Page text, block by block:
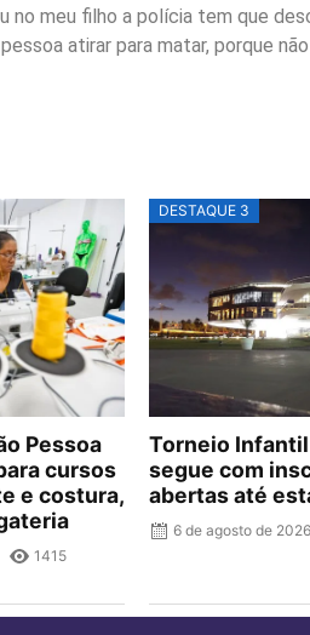
no meu filho a polícia tem que
atirar para matar, porque
Pessoa
cursos
e costura,
1415
DESTAQUE 3
Torneio
segue com
abertas até
6 de agosto de 2026